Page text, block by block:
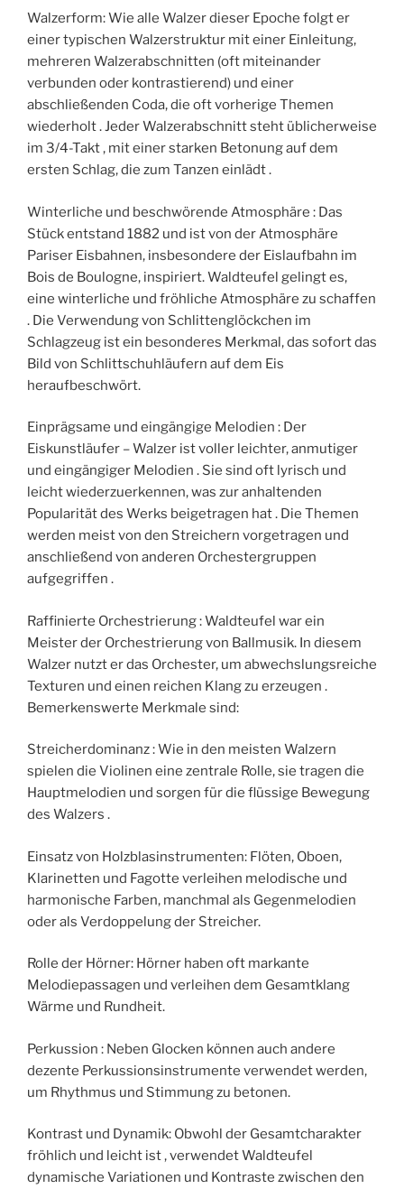
Walzerform: Wie alle Walzer dieser Epoche folgt er
einer typischen Walzerstruktur mit einer Einleitung,
mehreren Walzerabschnitten (oft miteinander
verbunden oder kontrastierend) und einer
abschließenden Coda, die oft vorherige Themen
wiederholt . Jeder Walzerabschnitt steht üblicherweise
im 3/4-Takt , mit einer starken Betonung auf dem
ersten Schlag, die zum Tanzen einlädt .
Winterliche und beschwörende Atmosphäre : Das
Stück entstand 1882 und ist von der Atmosphäre
Pariser Eisbahnen, insbesondere der Eislaufbahn im
Bois de Boulogne, inspiriert. Waldteufel gelingt es,
eine winterliche und fröhliche Atmosphäre zu schaffen
. Die Verwendung von Schlittenglöckchen im
Schlagzeug ist ein besonderes Merkmal, das sofort das
Bild von Schlittschuhläufern auf dem Eis
heraufbeschwört.
Einprägsame und eingängige Melodien : Der
Eiskunstläufer – Walzer ist voller leichter, anmutiger
und eingängiger Melodien . Sie sind oft lyrisch und
leicht wiederzuerkennen, was zur anhaltenden
Popularität des Werks beigetragen hat . Die Themen
werden meist von den Streichern vorgetragen und
anschließend von anderen Orchestergruppen
aufgegriffen .
Raffinierte Orchestrierung : Waldteufel war ein
Meister der Orchestrierung von Ballmusik. In diesem
Walzer nutzt er das Orchester, um abwechslungsreiche
Texturen und einen reichen Klang zu erzeugen .
Bemerkenswerte Merkmale sind:
Streicherdominanz : Wie in den meisten Walzern
spielen die Violinen eine zentrale Rolle, sie tragen die
Hauptmelodien und sorgen für die flüssige Bewegung
des Walzers .
Einsatz von Holzblasinstrumenten: Flöten, Oboen,
Klarinetten und Fagotte verleihen melodische und
harmonische Farben, manchmal als Gegenmelodien
oder als Verdoppelung der Streicher.
Rolle der Hörner: Hörner haben oft markante
Melodiepassagen und verleihen dem Gesamtklang
Wärme und Rundheit.
Perkussion : Neben Glocken können auch andere
dezente Perkussionsinstrumente verwendet werden,
um Rhythmus und Stimmung zu betonen.
Kontrast und Dynamik: Obwohl der Gesamtcharakter
fröhlich und leicht ist , verwendet Waldteufel
dynamische Variationen und Kontraste zwischen den